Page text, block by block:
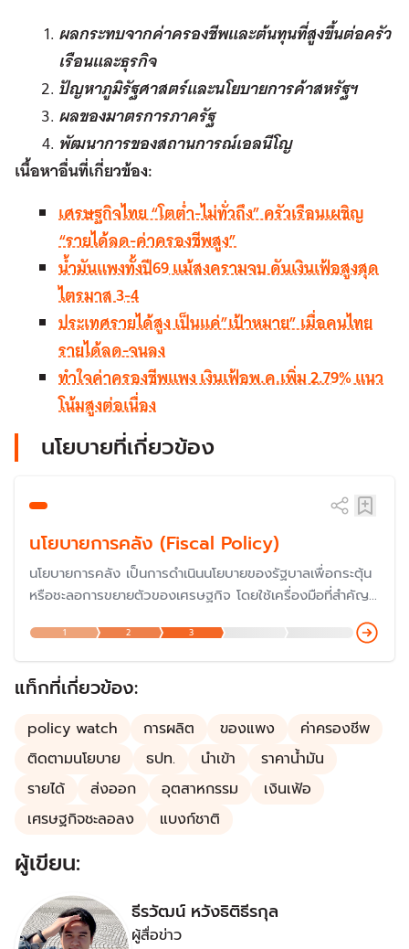
ผลกระทบจากค่าครองชีพและต้นทุนที่สูงขึ้นต่อครัว
เรือนและธุรกิจ
ปัญหาภูมิรัฐศาสตร์และนโยบายการค้าสหรัฐฯ
ผลของมาตรการภาครัฐ
พัฒนาการของสถานการณ์เอลนีโญ
เนื้อหาอื่นที่เกี่ยวข้อง:
เศรษฐกิจไทย “โตต่ำ-ไม่ทั่วถึง” ครัวเรือนเผชิญ
“รายได้ลด-ค่าครองชีพสูง”
น้ำมันแพงทั้งปี69 แม้สงครามจบ ดันเงินเฟ้อสูงสุด
ไตรมาส 3-4
ประเทศรายได้สูง เป็นแค่”เป้าหมาย” เมื่อคนไทย
รายได้ลด-จนลง
ทำใจค่าครองชีพแพง เงินเฟ้อพ.ค.เพิ่ม 2.79% แนว
โน้มสูงต่อเนื่อง
นโยบายที่เกี่ยวข้อง
นโยบายการคลัง (Fiscal Policy)
นโยบายการคลัง เป็นการดำเนินนโยบายของรัฐบาลเพื่อกระตุ้น
หรือชะลอการขยายตัวของเศรษฐกิจ โดยใช้เครื่องมือที่สำคัญ
ของรัฐบาล คือ การใช้จ่ายของรัฐบาล (รายจ่าย) และการเก็บ
ภาษี (รายได้) รวมถึงการก่อหนี้สาธารณะของรัฐบาล
1 2 3
แท็กที่เกี่ยวข้อง:
policy watch การผลิต ของแพง
ค่าครองชีพ
ติดตามนโยบาย
ธปท. นำเข้า
ราคาน้ำมัน
รายได้
ส่งออก อุตสาหกรรม
เงินเฟ้อ
เศรษฐกิจชะลอลง
แบงก์ชาติ
ผู้เขียน:
ธีรวัฒน์ หวังธิติธีรกุล
ผู้สื่อข่าว